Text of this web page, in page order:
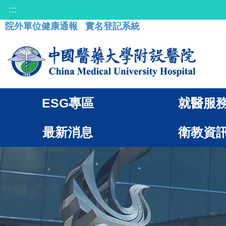
:::
院外單位健康通報
實名登記系統
ESG專區 就醫服
最新消息 衛教資